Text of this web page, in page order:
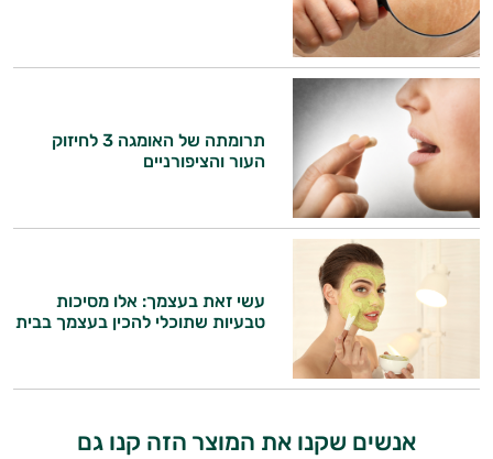
תרומתה של האומגה 3 לחיזוק
העור והציפורניים
עשי זאת בעצמך: אלו מסיכות
טבעיות שתוכלי להכין בעצמך בבית
אנשים שקנו את המוצר הזה קנו גם
זה הזמן להתחיל. איך אוכל לעזור?